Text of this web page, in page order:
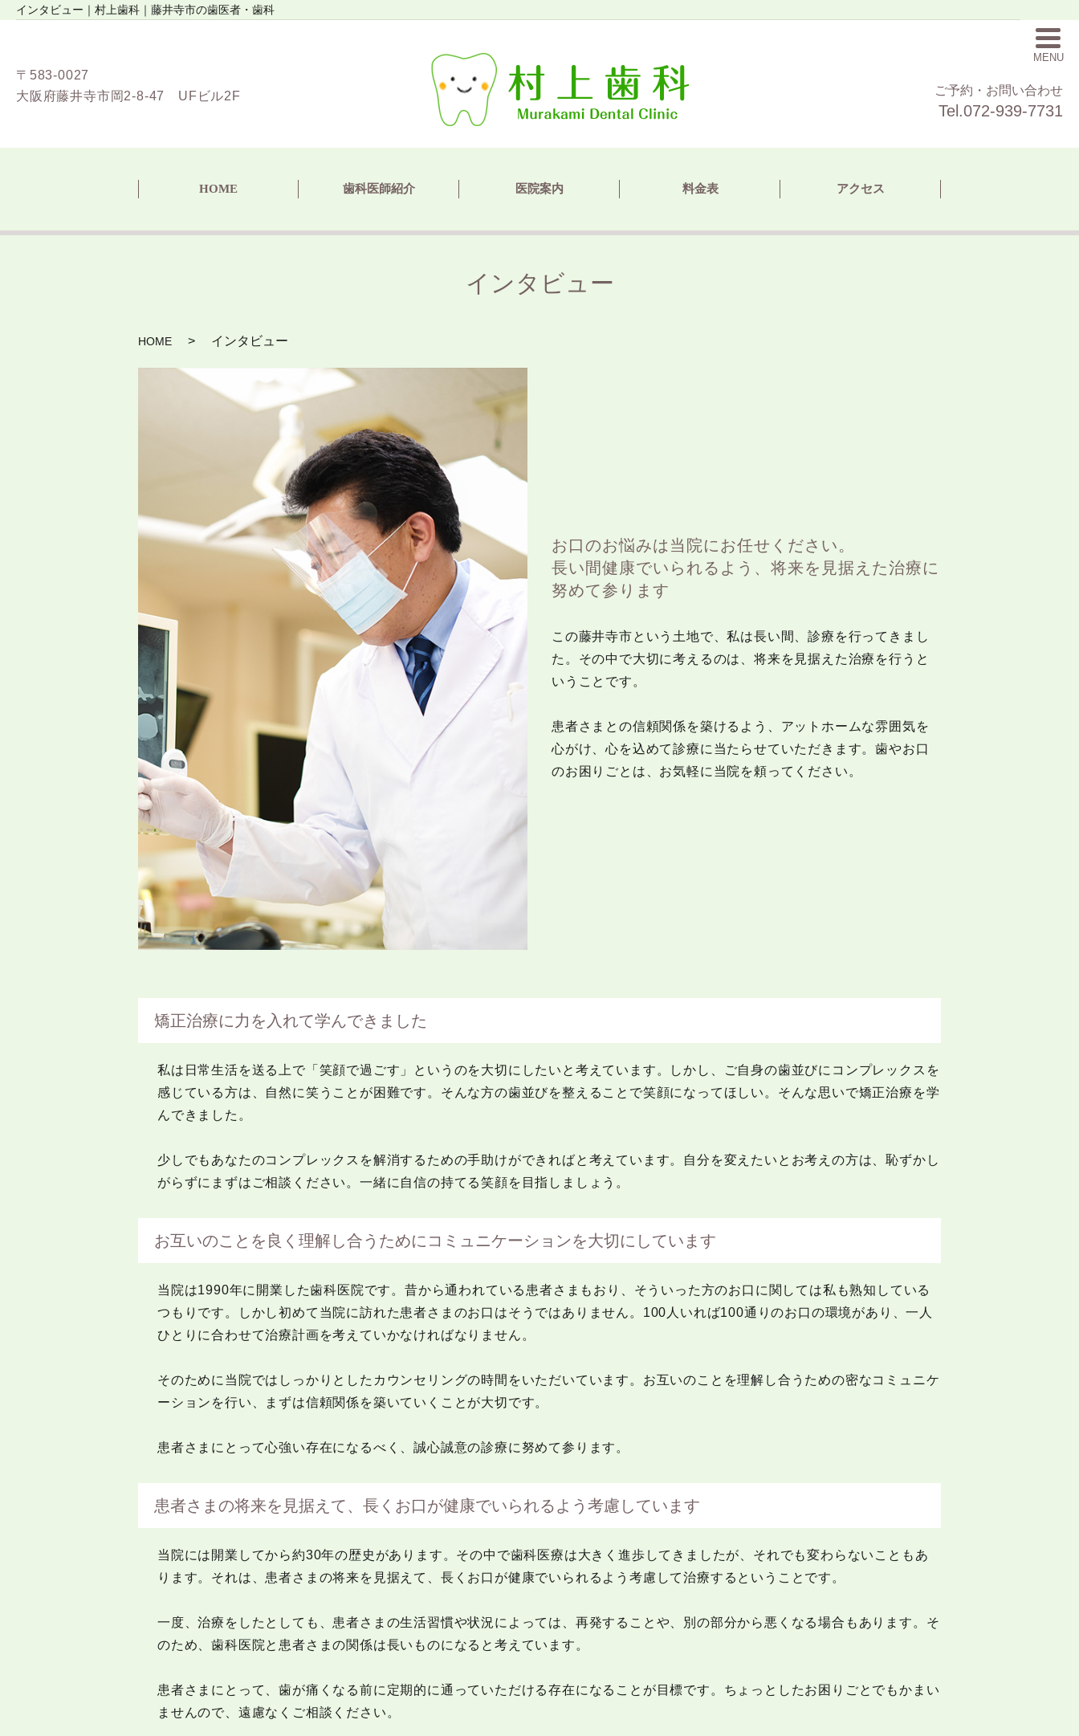
インタビュー｜村上歯科｜藤井寺市の歯医者・歯科
〒583-0027
大阪府藤井寺市岡2-8-47 UFビル2F
MENU
ご予約・お問い合わせ
Tel.072-939-7731
HOME 歯科医師紹介 医院案内 料金表 アクセス
インタビュー
HOME インタビュー
お口のお悩みは当院にお任せください。
長い間健康でいられるよう、将来を見据えた治療に
努めて参ります
この藤井寺市という土地で、私は長い間、診療を行ってきまし
た。その中で大切に考えるのは、将来を見据えた治療を行うと
いうことです。
患者さまとの信頼関係を築けるよう、アットホームな雰囲気を
心がけ、心を込めて診療に当たらせていただきます。歯やお口
のお困りごとは、お気軽に当院を頼ってください。
矯正治療に力を入れて学んできました
私は日常生活を送る上で「笑顔で過ごす」というのを大切にしたいと考えています。しかし、ご自身の歯並びにコンプレックスを
感じている方は、自然に笑うことが困難です。そんな方の歯並びを整えることで笑顔になってほしい。そんな思いで矯正治療を学
んできました。
少しでもあなたのコンプレックスを解消するための手助けができればと考えています。自分を変えたいとお考えの方は、恥ずかし
がらずにまずはご相談ください。一緒に自信の持てる笑顔を目指しましょう。
お互いのことを良く理解し合うためにコミュニケーションを大切にしています
当院は1990年に開業した歯科医院です。昔から通われている患者さまもおり、そういった方のお口に関しては私も熟知している
つもりです。しかし初めて当院に訪れた患者さまのお口はそうではありません。100人いれば100通りのお口の環境があり、一人
ひとりに合わせて治療計画を考えていかなければなりません。
そのために当院ではしっかりとしたカウンセリングの時間をいただいています。お互いのことを理解し合うための密なコミュニケ
ーションを行い、まずは信頼関係を築いていくことが大切です。
患者さまにとって心強い存在になるべく、誠心誠意の診療に努めて参ります。
患者さまの将来を見据えて、長くお口が健康でいられるよう考慮しています
当院には開業してから約30年の歴史があります。その中で歯科医療は大きく進歩してきましたが、それでも変わらないこともあ
ります。それは、患者さまの将来を見据えて、長くお口が健康でいられるよう考慮して治療するということです。
一度、治療をしたとしても、患者さまの生活習慣や状況によっては、再発することや、別の部分から悪くなる場合もあります。そ
のため、歯科医院と患者さまの関係は長いものになると考えています。
患者さまにとって、歯が痛くなる前に定期的に通っていただける存在になることが目標です。ちょっとしたお困りごとでもかまい
ませんので、遠慮なくご相談ください。